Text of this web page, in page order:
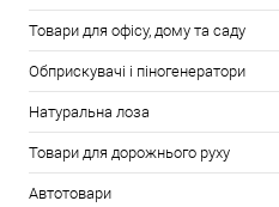
Товари для офісу, дому та саду
Обприскувачі і піногенератори
Натуральна лоза
Товари для дорожнього руху
Автотовари